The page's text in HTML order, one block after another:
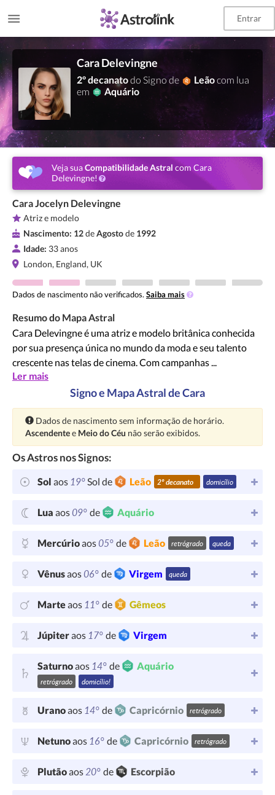
Entrar
Cara Delevingne
2º decanatodo Signo de Leãocom lua
em
Aquário
Veja suaCompatibilidade Astral com Cara
Delevingne!
Cara Jocelyn Delevingne
Atriz e modelo
Nascimento: 12deAgostode 1992
Idade: 33 anos
London, England, UK
Dados de nascimento não verificados. Saiba mais
Resumo do Mapa Astral
Cara Delevingne é uma atriz e modelo britânica conhecida
por sua presença única no mundo da moda e seu talento
crescente nas telas de cinema. Com campanhas ...
Ler mais
Signo e Mapa Astral de Cara
Atenção:
Dados de nascimento sem informação de horário.
Ascendentee Meio do Céu não serão exibidos.
Os Astros nos Signos:
Sol aos 19°Sol de Leão 2º decanato domicílio
Lua aos09° de Aquário
Mercúrioaos05° de Leão retrógrado queda
Vênusaos06° de Virgem queda
Marteaos 11° de Gêmeos
Júpiteraos 17° de Virgem
Saturnoaos 14° de Aquário
retrógrado domicílio!
Uranoaos 14° de Capricórnio retrógrado
Netunoaos 16° de Capricórnio retrógrado
Plutãoaos20° de Escorpião